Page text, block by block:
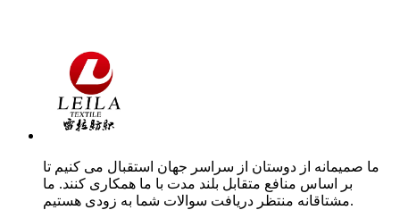
ما صمیمانه از دوستان از سراسر جهان استقبال می کنیم تا
بر اساس منافع متقابل بلند مدت با ما همکاری کنند. ما
مشتاقانه منتظر دریافت سوالات شما به زودی هستیم.